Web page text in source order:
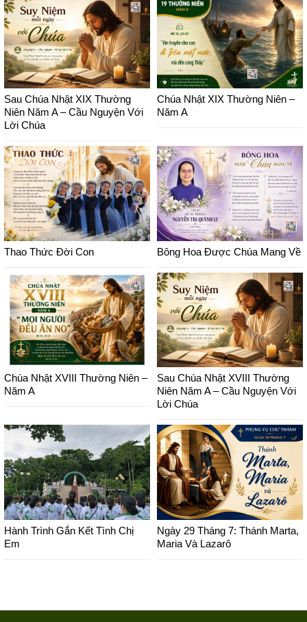
Sau Chúa Nhật XIX Thường
Niên Năm A – Cầu Nguyện Với
Lời Chúa
Chúa Nhật XIX Thường Niên –
Năm A
Thao Thức Đời Con Bông Hoa Được Chúa Mang Về
Chúa Nhật XVIII Thường Niên –
Năm A
Sau Chúa Nhật XVIII Thường
Niên Năm A – Cầu Nguyện Với
Lời Chúa
Hành Trình Gắn Kết Tình Chị
Em
Ngày 29 Tháng 7: Thánh Marta,
Maria Và Lazarô